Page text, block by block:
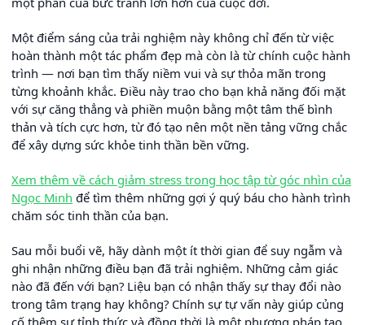
Một điểm sáng của trải nghiệm này không chỉ đến từ việc
hoàn thành một tác phẩm đẹp mà còn là từ chính cuộc hành
trình — nơi bạn tìm thấy niềm vui và sự thỏa mãn trong
từng khoảnh khắc. Điều này trao cho bạn khả năng đối mặt
với sự căng thẳng và phiền muộn bằng một tâm thế bình
thản và tích cực hơn, từ đó tạo nên một nền tảng vững chắc
để xây dựng sức khỏe tinh thần bền vững.
Xem thêm về cách giảm stress trong học tập từ góc nhìn của
Ngọc Minh để tìm thêm những gợi ý quý báu cho hành trình
chăm sóc tinh thần của bạn.
Sau mỗi buổi vẽ, hãy dành một ít thời gian để suy ngẫm và
ghi nhận những điều bạn đã trải nghiệm. Những cảm giác
nào đã đến với bạn? Liệu bạn có nhận thấy sự thay đổi nào
trong tâm trạng hay không? Chính sự tự vấn này giúp củng